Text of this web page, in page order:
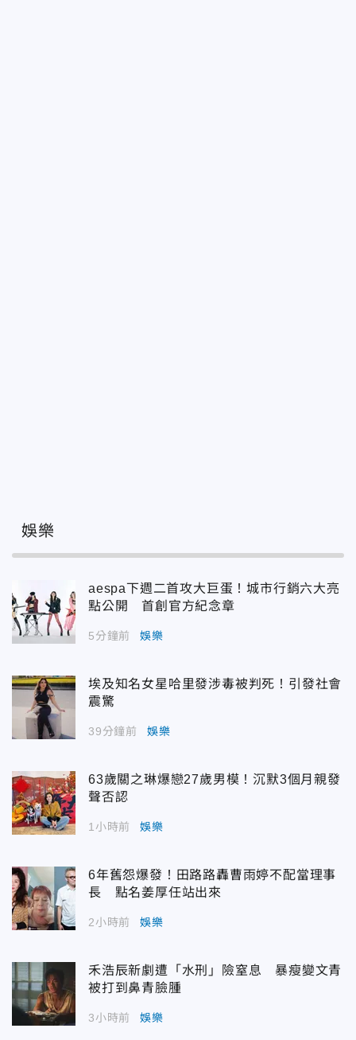
娛樂
aespa下週二首攻大巨蛋！城市行銷六大亮
點公開 首創官方紀念章
5分鐘前 娛樂
埃及知名女星哈里發涉毒被判死！引發社會
震驚
39分鐘前 娛樂
63歲關之琳爆戀27歲男模！沉默3個月親發
聲否認
1小時前 娛樂
6年舊怨爆發！田路路轟曹雨婷不配當理事
長 點名姜厚任站出來
2小時前 娛樂
禾浩辰新劇遭「水刑」險窒息 暴瘦變文青
被打到鼻青臉腫
3小時前 娛樂